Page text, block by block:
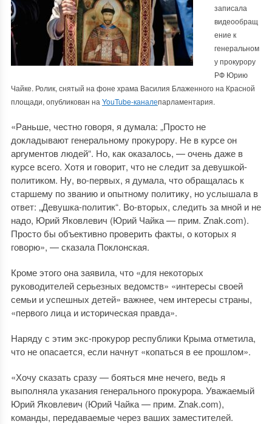
записала
видеообращ
ение к
генеральном
у прокурору
РФ Юрию
Чайке. Ролик, снятый на фоне храма Василия Блаженного на Красной
площади, опубликован на YouTube-каналепарламентария.
«Раньше, честно говоря, я думала: „Просто не
докладывают генеральному прокурору. Не в курсе он
аргументов людей“. Но, как оказалось, — очень даже в
курсе всего. Хотя и говорит, что не следит за девушкой-
политиком. Ну, во-первых, я думала, что обращалась к
старшему по званию и опытному политику, но услышала в
ответ: „Девушка-политик“. Во-вторых, следить за мной и не
надо, Юрий Яковлевич (Юрий Чайка — прим. Znak.com).
Просто бы объективно проверить факты, о которых я
говорю», — сказала Поклонская.
Кроме этого она заявила, что «для некоторых
руководителей серьезных ведомств» «интересы своей
семьи и успешных детей» важнее, чем интересы страны,
«первого лица и историческая правда».
Наряду с этим экс-прокурор республики Крыма отметила,
что не опасается, если начнут «копаться в ее прошлом».
«Хочу сказать сразу — бояться мне нечего, ведь я
выполняла указания генерального прокурора. Уважаемый
Юрий Яковлевич (Юрий Чайка — прим. Znak.com),
команды, передаваемые через ваших заместителей.